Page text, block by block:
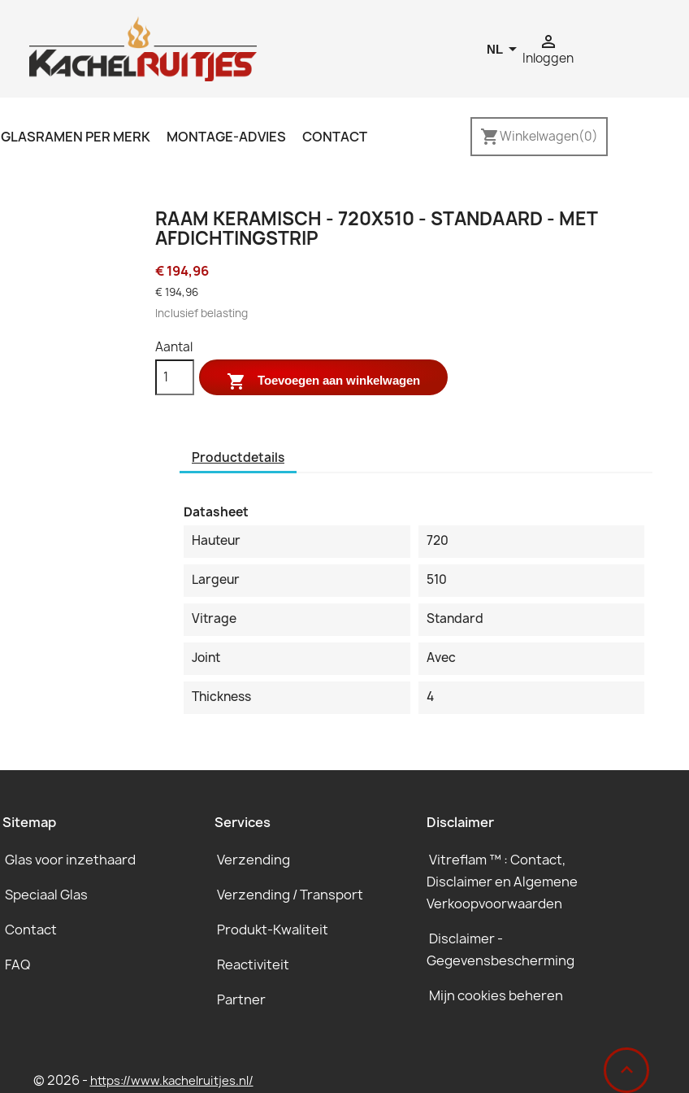
NL  
Inloggen
shopping_cartWinkelwagen(0)
GLASRAMEN PER MERK MONTAGE-ADVIES CONTACT
RAAM KERAMISCH - 720X510 - STANDAARD - MET
AFDICHTINGSTRIP
€ 194,96
€ 194,96
Inclusief belasting
Aantal
 Toevoegen aan winkelwagen
Productdetails
Datasheet
Hauteur
720
Largeur 510
Vitrage Standard
Joint Avec
Thickness 4
Sitemap
Glas voor inzethaard
Speciaal Glas
Contact
FAQ
Services
Verzending
Verzending / Transport
Produkt-Kwaliteit
Reactiviteit
Partner
Disclaimer
Vitreflam ™ : Contact,
Disclaimer en Algemene
Verkoopvoorwaarden
Disclaimer -
Gegevensbescherming
Mijn cookies beheren
© 2026 - https://www.kachelruitjes.nl/
‹